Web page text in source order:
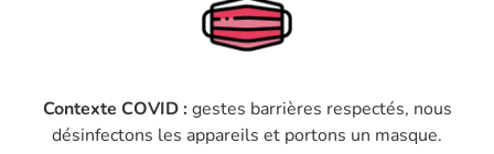
Contexte COVID :gestes barrières respectés, nous
désinfectons les appareils et portons un masque.